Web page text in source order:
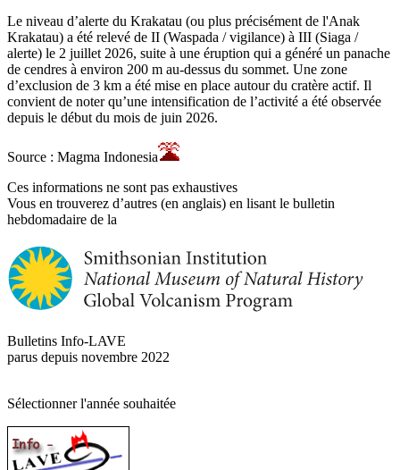
Le niveau d’alerte du Krakatau (ou plus précisément de l'Anak
Krakatau) a été relevé de II (Waspada / vigilance) à III (Siaga /
alerte) le 2 juillet 2026, suite à une éruption qui a généré un panache
de cendres à environ 200 m au-dessus du sommet. Une zone
d’exclusion de 3 km a été mise en place autour du cratère actif. Il
convient de noter qu’une intensification de l’activité a été observée
depuis le début du mois de juin 2026.
Source : Magma Indonesia
Ces informations ne sont pas exhaustives
Vous en trouverez d’autres (en anglais) en lisant le bulletin
hebdomadaire de la
Bulletins Info-LAVE
parus depuis novembre 2022
Sélectionner l'année souhaitée